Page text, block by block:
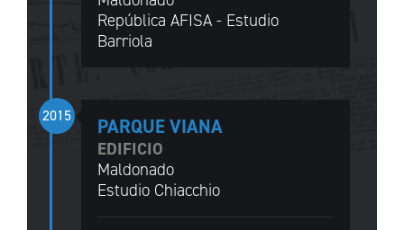
República AFISA - Estudio
Barriola
2015 PARQUE VIANA
EDIFICIO
Maldonado
Estudio Chiacchio